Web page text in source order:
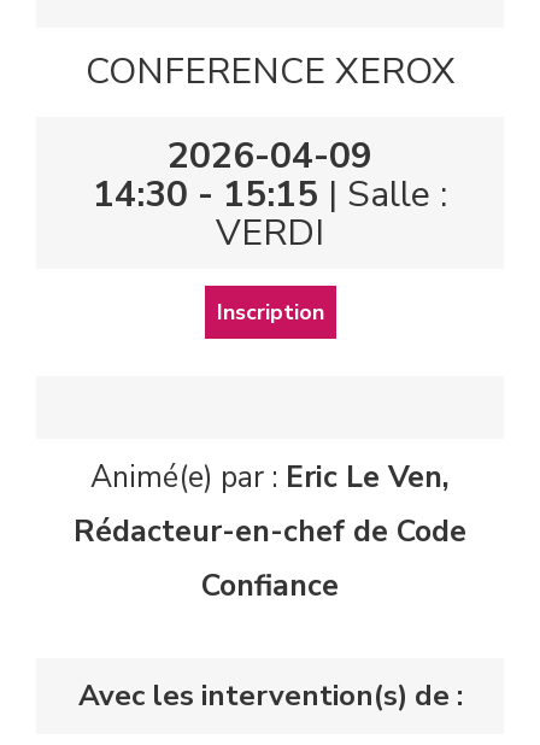
CONFERENCE XEROX
2026-04-09
14:30 - 15:15 | Salle :
VERDI
Inscription
Animé(e) par : Eric Le Ven,
Rédacteur-en-chef de Code
Confiance
Avec les intervention(s) de :